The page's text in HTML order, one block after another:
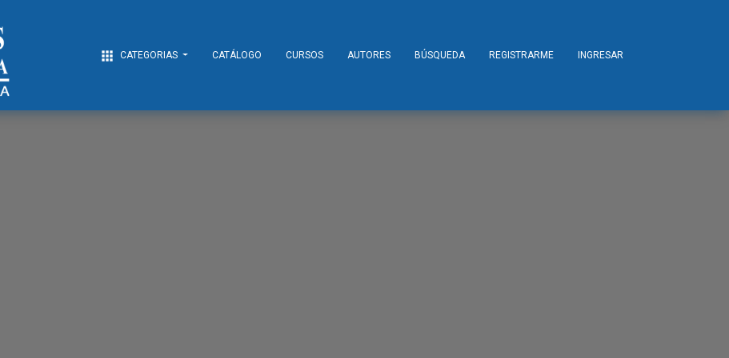
apps CATEGORIAS CATÁLOGO CURSOS AUTORES BÚSQUEDA REGISTRARME INGRESAR